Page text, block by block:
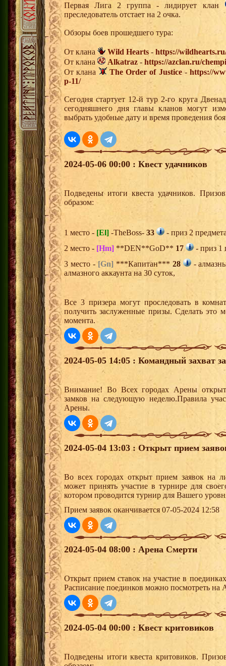
Первая Лига 2 группа - лидирует клан
преследователь отстает на 2 очка.
Обзоры боев прошедшего тура:
От клана Wild Hearts - https://
От клана
Alkatraz - https://azclan.ru/
От клана
The Order of Justice- https://
p-11/
Сегодня стартует 12-й тур 2-го круга
сегодняшнего дня главы кланов могут
выбрать удобные дату и время проведения
2024-05-06 00:00 : Квест удачников
Подведены итоги квеста удачников.
образом:
1 место - [El] -TheBoss- 33
- приз 2
2 место - [Hm] **DEN**GoD** 17
- приз 1
3 место - [Gn] ***Капитан*** 28
-
алмазного аккаунта на 30 суток,
Все 3 призера могут проследовать в
получить заслуженные призы. Сделать это
момента.
2024-05-05 14:05 : Командный захват
Внимание! Во Всех городах Арены
замков на следующую неделю.Правила
Арены.
2024-05-04 13:03 : Открыт прием
Во всех городах открыт прием заявок на
может принять участие в турнире для
котором проводится турнир для Вашего
Прием заявок оканчивается 07-05-2024 12:58
2024-05-04 08:00 : Арена Смерти
Открыт прием ставок на участие в
Расписание поединков можно посмотреть на
2024-05-04 00:00 : Квест критовиков
Подведены итоги квеста критовиков.